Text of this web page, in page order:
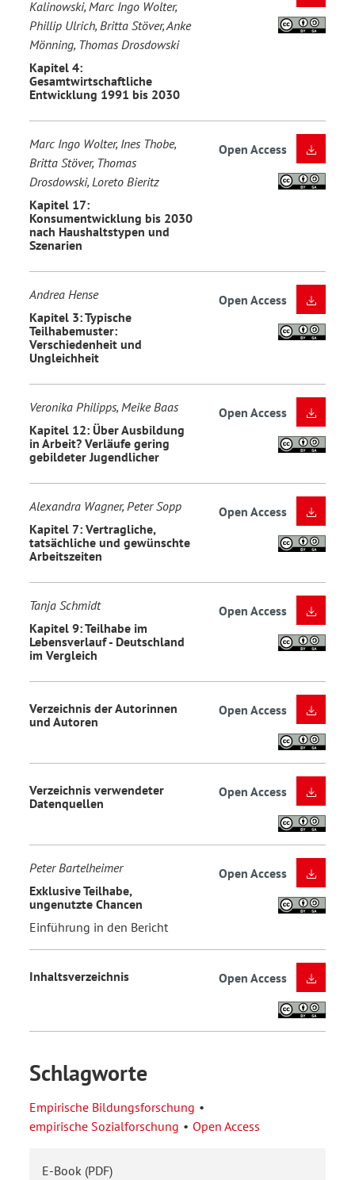
Kalinowski, Marc Ingo Wolter,
Phillip Ulrich, Britta Stöver, Anke
Mönning, Thomas Drosdowski
Kapitel 4:
Gesamtwirtschaftliche
Entwicklung 1991 bis 2030
Marc Ingo Wolter, Ines Thobe,
Britta Stöver, Thomas
Drosdowski, Loreto Bieritz
Kapitel 17:
Konsumentwicklung bis 2030
nach Haushaltstypen und
Szenarien
Open Access
Andrea Hense
Kapitel 3: Typische
Teilhabemuster:
Verschiedenheit und
Ungleichheit
Open Access
Veronika Philipps, Meike Baas
Kapitel 12: Über Ausbildung
in Arbeit? Verläufe gering
gebildeter Jugendlicher
Open Access
Alexandra Wagner, Peter Sopp
Kapitel 7: Vertragliche,
tatsächliche und gewünschte
Arbeitszeiten
Open Access
Tanja Schmidt
Kapitel 9: Teilhabe im
Lebensverlauf - Deutschland
im Vergleich
Open Access
Verzeichnis der Autorinnen
und Autoren
Open Access
Verzeichnis verwendeter
Datenquellen
Open Access
Peter Bartelheimer
Exklusive Teilhabe,
ungenutzte Chancen
Einführung in den Bericht
Open Access
Inhaltsverzeichnis Open Access
Schlagworte
Empirische Bildungsforschung
empirische Sozialforschung
Open Access
E-Book (PDF)